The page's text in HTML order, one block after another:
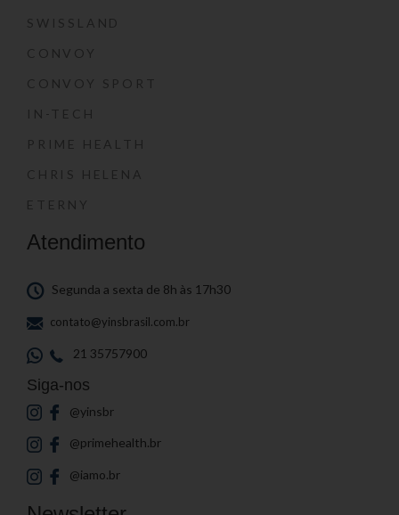
SWISSLAND
CONVOY
CONVOY SPORT
IN-TECH
PRIME HEALTH
CHRIS HELENA
ETERNY
Atendimento
Segunda a sexta de 8h às 17h30
contato@yinsbrasil.com.br
21 35757900
Siga-nos
@yinsbr
@primehealth.br
@iamo.br